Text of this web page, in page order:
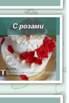
С розами